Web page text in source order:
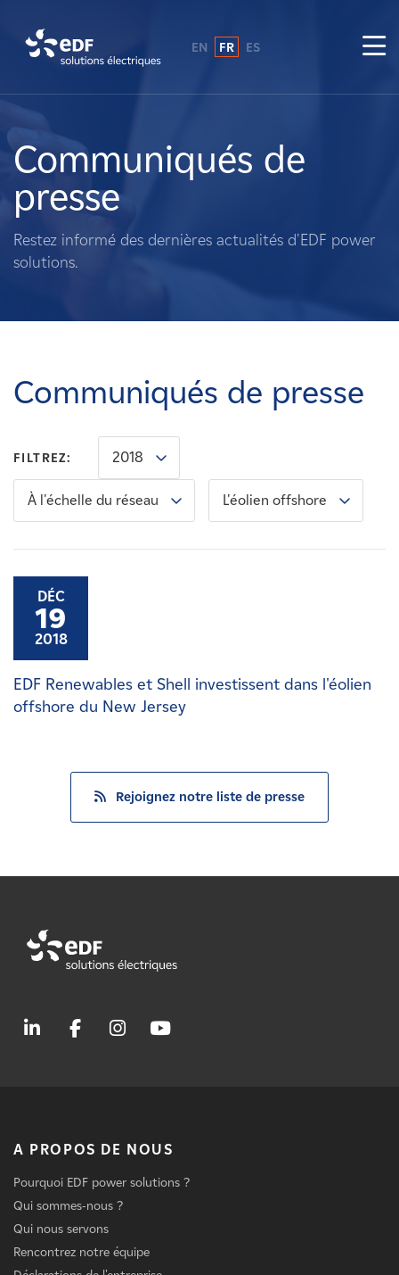
A propos de nous
Ce que nous faisons
Propriétaires fonciers
Carrières
Nouvelles
Contactez-nous
EN FR ES
Communiqués de
presse
Restez informé des dernières actualités d'EDF power
solutions.
Communiqués de presse
FILTREZ: 2018
À l'échelle du réseau L'éolien offshore
DÉC
19
2018
EDF Renewables et Shell investissent dans l'éolien
offshore du New Jersey
Rejoignez notre liste de presse
A PROPOS DE NOUS
Pourquoi EDF power solutions ?
Qui sommes-nous ?
Qui nous servons
Rencontrez notre équipe